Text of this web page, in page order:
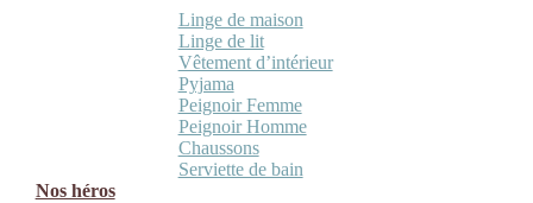
Linge de maison
Linge de lit
Vêtement d’intérieur
Pyjama
Peignoir Femme
Peignoir Homme
Chaussons
Serviette de bain
Nos héros